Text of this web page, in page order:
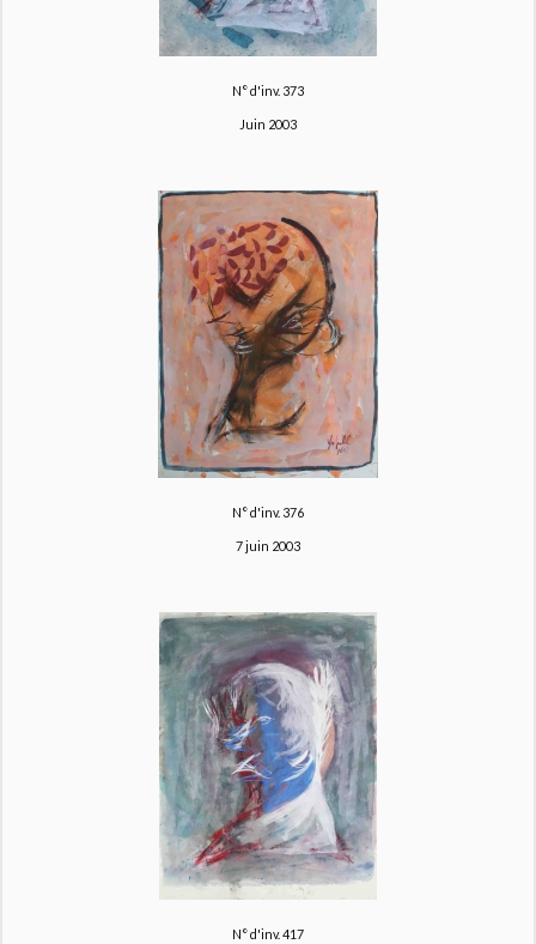
N° d'inv. 373
Juin 2003
N° d'inv. 376
7 juin 2003
N° d'inv. 417